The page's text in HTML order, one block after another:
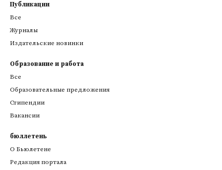
Публикации
Все
Журналы
Издательские новинки
Образование и работа
Все
Образовательные предложения
Стипендии
Вакансии
бюллетень
О Бьюлетене
Редакция портала